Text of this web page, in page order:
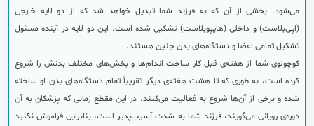
می‌شود. بخشی از آن که به فرزند شما تبدیل خواهد شد که از دو لایه خارجی
(اپی‌بلاست) و داخلی (هایپوبلاست) تشكیل شده است. این دو لایه در آینده مسئول
تشکیل تمامی اعضا و دستگاه‌های بدن جنین هستند.
کوچولوی شما از هفته‌ی قبل کار ساخت اندام‌ها و بخش‌های مختلف بدنش را شروع
کرده است، به طوری که تا هشت هفته‌‌ی دیگر تقریباً تمام دستگاه‌های بدن او ساخته
شده و برخی از آن‌ها شروع به فعالیت می‌کنند. در این مقطع زمانی که پزشکان به آن
دوره‌ی رویانی می‌گویند، فرزند شما به شدت آسیب‌پذیر است، بنابراین فراموش نکنید